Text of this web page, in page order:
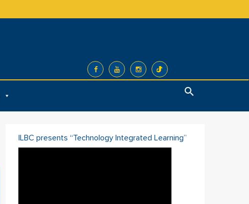
ILBC presents “Technology Integrated Learning”